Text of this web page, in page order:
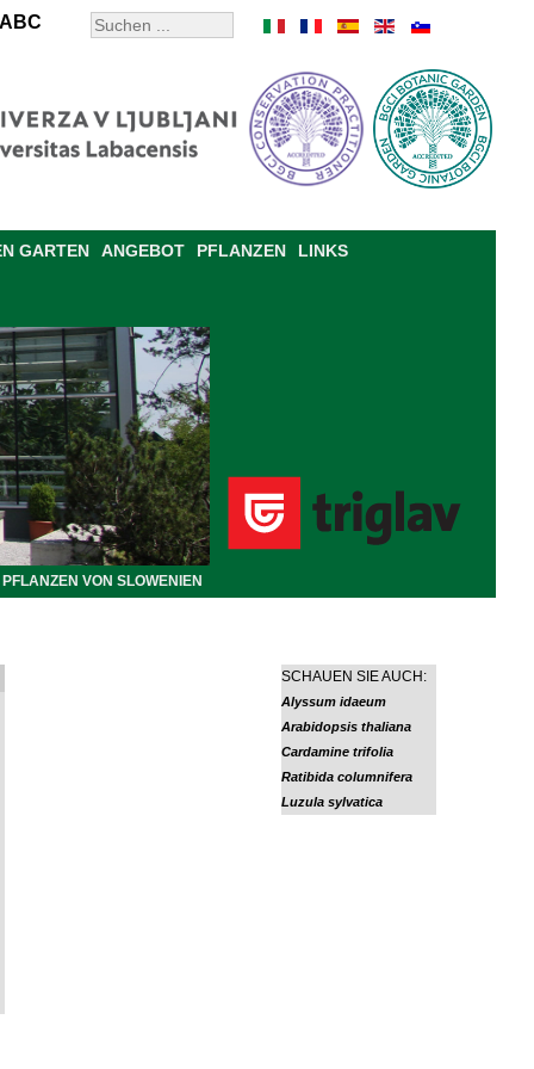
ABC
GARTEN ANGEBOT PFLANZEN LINKS
PFLANZEN VON SLOWENIEN
SCHAUEN SIE AUCH:
Alyssum idaeum
Arabidopsis thaliana
Cardamine trifolia
Ratibida columnifera
Luzula sylvatica